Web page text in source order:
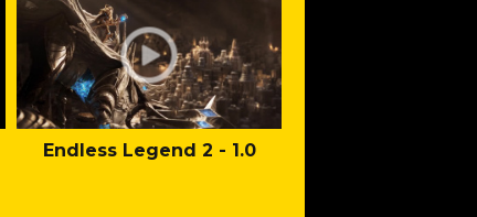
Endless Legend 2 - 1.0